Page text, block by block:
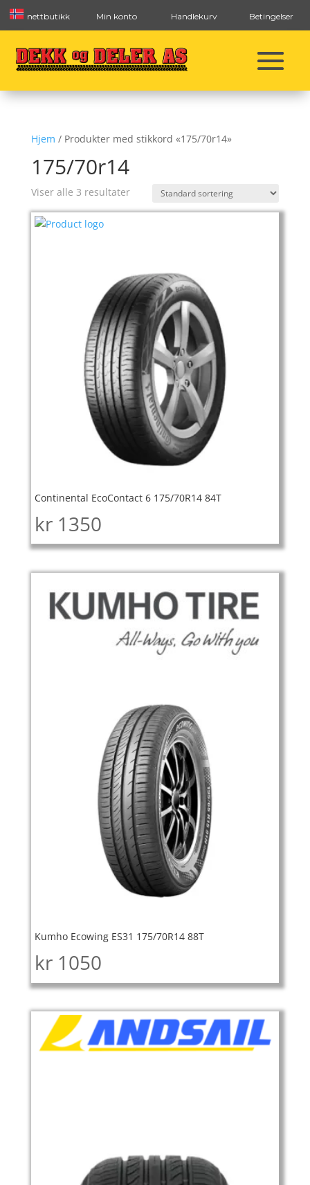
nettbutikk Min konto Handlekurv Betingelser
Hjem / Produkter med stikkord «175/70r14»
175/70r14
Viser alle 3 resultater
Continental EcoContact 6 175/70R14 84T
kr 1350
Kumho Ecowing ES31 175/70R14 88T
kr 1050